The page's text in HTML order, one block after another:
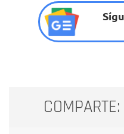
COMPARTE: